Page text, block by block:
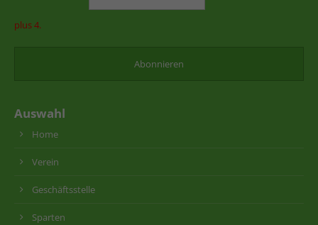
plus 4.
Auswahl
Home
Verein
Geschäftsstelle
Sparten